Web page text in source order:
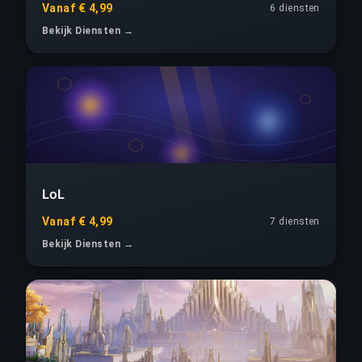
Vanaf € 4,99
6 diensten
Bekijk Diensten →
LoL
Vanaf € 4,99
7 diensten
Bekijk Diensten →